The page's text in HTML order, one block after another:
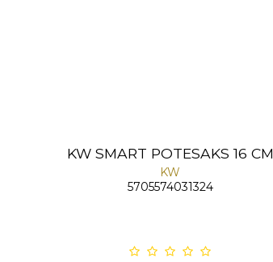
KW SMART POTESAKS 16 CM
KW
5705574031324